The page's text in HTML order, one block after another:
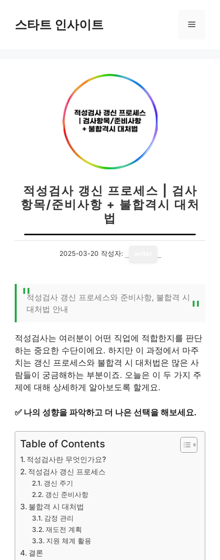
스타트 인사이트 메
적성검사 갱신 프로세스 | 검사
항목/준비사항 + 불합격시 대처
법
2025-03-20 작성자:
적성검사 갱신 프로세스와 준비사항, 불합격 시
대처법 안내
적성검사는 여러분이 어떤 직업에 적합한지를 판단
하는 중요한 수단이에요. 하지만 이 과정에서 마주
치는 갱신 프로세스와 불합격 시 대처법은 많은 사
람들이 궁금해하는 부분이죠. 오늘은 이 두 가지 주
제에 대해 상세하게 알아보도록 할게요.
✅ 나의 성향을 파악하고 더 나은 선택을 해보세요.
Table of Contents
적성검사란 무엇인가요?
적성검사 갱신 프로세스
갱신 주기
갱신 준비사항
불합격 시 대처법
감정 관리
재도전 계획
지원 체계 활용
결론